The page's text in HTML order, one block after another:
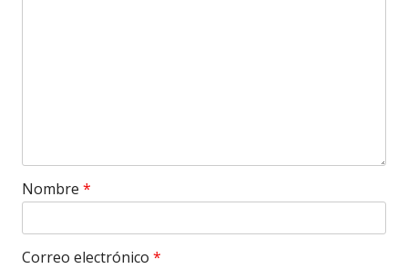
Nombre *
Correo electrónico *